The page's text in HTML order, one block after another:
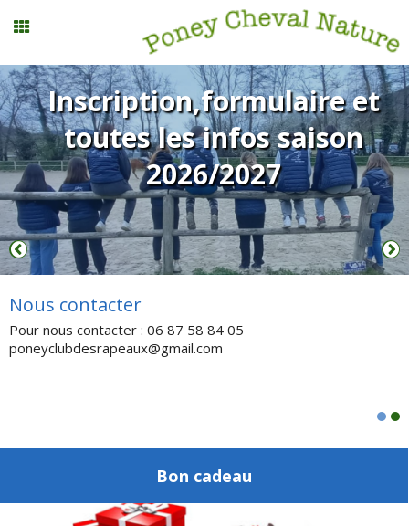
Stages vacances
Planning
Menu
Mon compte
0 Panier
Inscription,formulaire et
toutes les infos saison
2026/2027
Nous contacter
Pour nous contacter : 06 87 58 84 05
poneyclubdesrapeaux@gmail.com
Bon cadeau